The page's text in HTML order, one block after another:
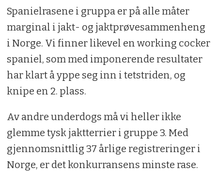
Spanielrasene i gruppa er på alle måter
marginal i jakt- og jaktprøvesammenheng
i Norge. Vi finner likevel en working cocker
spaniel, som med imponerende resultater
har klart å yppe seg inn i tetstriden, og
knipe en 2. plass.
Av andre underdogs må vi heller ikke
glemme tysk jaktterrier i gruppe 3. Med
gjennomsnittlig 37 årlige registreringer i
Norge, er det konkurransens minste rase.